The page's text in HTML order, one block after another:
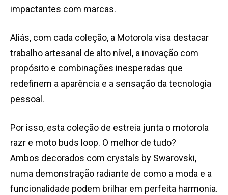
impactantes com marcas.
Aliás, com cada coleção, a Motorola visa destacar
trabalho artesanal de alto nível, a inovação com
propósito e combinações inesperadas que
redefinem a aparência e a sensação da tecnologia
pessoal.
Por isso, esta coleção de estreia junta o motorola
razr e moto buds loop. O melhor de tudo?
Ambos decorados com crystals by Swarovski,
numa demonstração radiante de como a moda e a
funcionalidade podem brilhar em perfeita harmonia.